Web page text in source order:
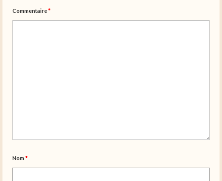
Commentaire*
Nom *